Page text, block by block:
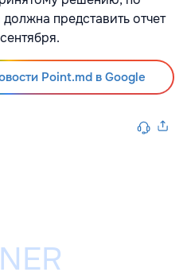
представить отчет
Point.md в Google